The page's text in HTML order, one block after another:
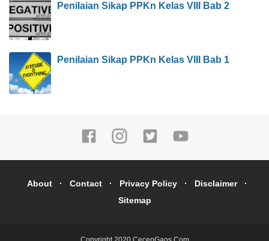
Penilaian Sikap PPKn Kelas VIII Bab 2
Penilaian Sikap PPKn Kelas VIII Bab 1
About Contact Privacy Policy
Disclaimer
Sitemap